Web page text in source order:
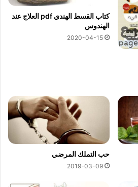
كتاب القسط الهندي pdf العلاج عند
الهندوس
2020-04-15
حب التملك المرضي
2019-03-09